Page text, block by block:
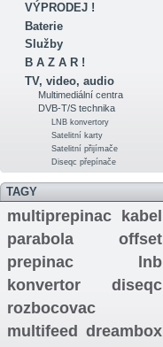
VÝPRODEJ !
Baterie
Služby
B A Z A R !
TV, video, audio
Multimediální centra
DVB-T/S technika
LNB konvertory
Satelitní karty
Satelitní přijímače
Diseqc přepínače
TAGY
multiprepinac
kabel
parabola
offset
prepinac
lnb
konvertor
diseqc
rozbocovac
multifeed dreambox